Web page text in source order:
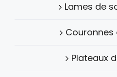
Lames de
Plateaux